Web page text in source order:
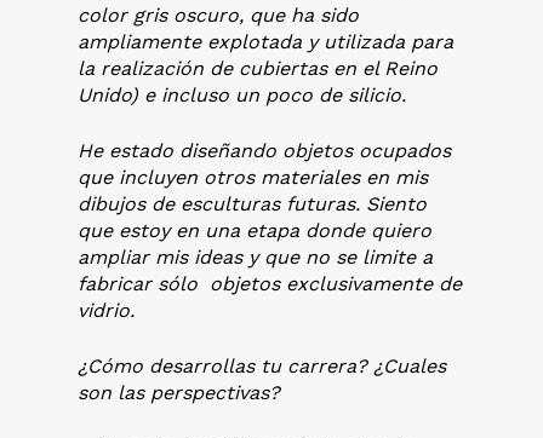
color gris oscuro, que ha sido
ampliamente explotada y utilizada para
la realización de cubiertas en el Reino
Unido) e incluso un poco de silicio.
He estado diseñando objetos ocupados
que incluyen otros materiales en mis
dibujos de esculturas futuras. Siento
que estoy en una etapa donde quiero
ampliar mis ideas y que no se limite a
fabricar sólo objetos exclusivamente de
vidrio.
¿Cómo desarrollas tu carrera? ¿Cuales
son las perspectivas?